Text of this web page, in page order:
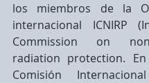
los miembros de la
internacional ICNIRP
Commission on
radiation protection. En
Comisión